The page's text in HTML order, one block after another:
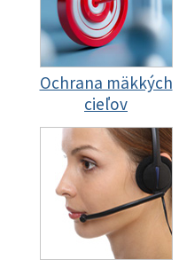
Ochrana mäkkých
cieľov